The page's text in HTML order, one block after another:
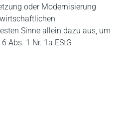
oder Modernisierung
Sinne allein dazu aus, um
Abs. 1 Nr. 1a EStG